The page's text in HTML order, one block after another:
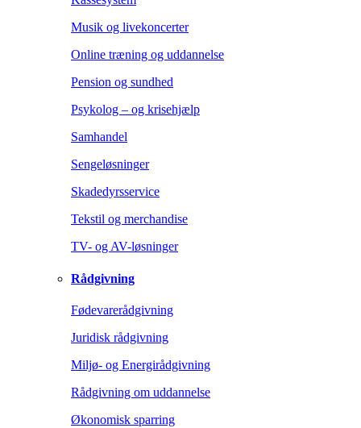
Musik og livekoncerter
Online træning og uddannelse
Pension og sundhed
Psykolog – og krisehjælp
Samhandel
Sengeløsninger
Skadedyrsservice
Tekstil og merchandise
TV- og AV-løsninger
Rådgivning
Fødevarerådgivning
Juridisk rådgivning
Miljø- og Energirådgivning
Rådgivning om uddannelse
Økonomisk sparring